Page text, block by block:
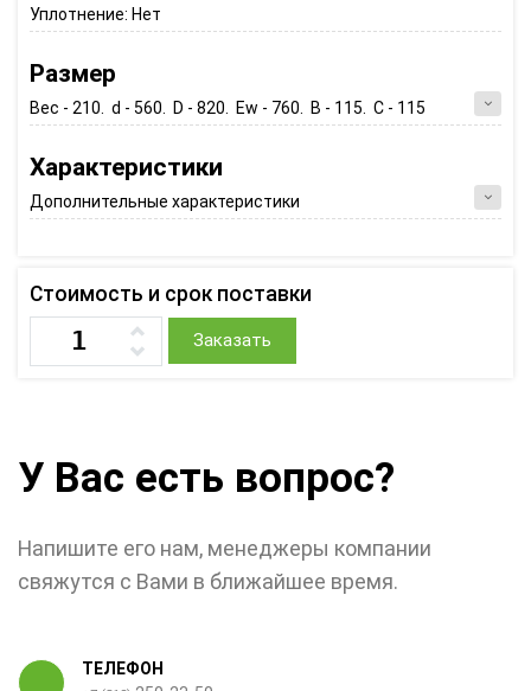
Уплотнение: Нет
Размер
Вес - 210. d - 560. D - 820. Ew - 760. B - 115. C - 115
Характеристики
Дополнительные характеристики
Стоимость и срок поставки
Заказать
У Вас есть вопрос?
Напишите его нам, менеджеры компании
свяжутся с Вами в ближайшее время.
ТЕЛЕФОН